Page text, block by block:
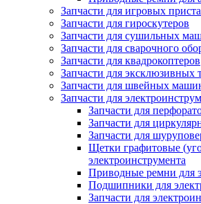
Запчасти для игровых
Запчасти для гироскутеров
Запчасти для сушильных
Запчасти для сварочного
Запчасти для квадрокоптеров
Запчасти для эксклюзивных
Запчасти для швейных
Запчасти для
Запчасти для
Запчасти для
Запчасти для
Щетки графитовые
электроинструмента
Приводные ремни для
Подшипники для
Запчасти для